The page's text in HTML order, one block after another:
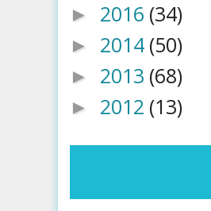
► 2016 (34)
► 2014 (50)
► 2013 (68)
► 2012 (13)